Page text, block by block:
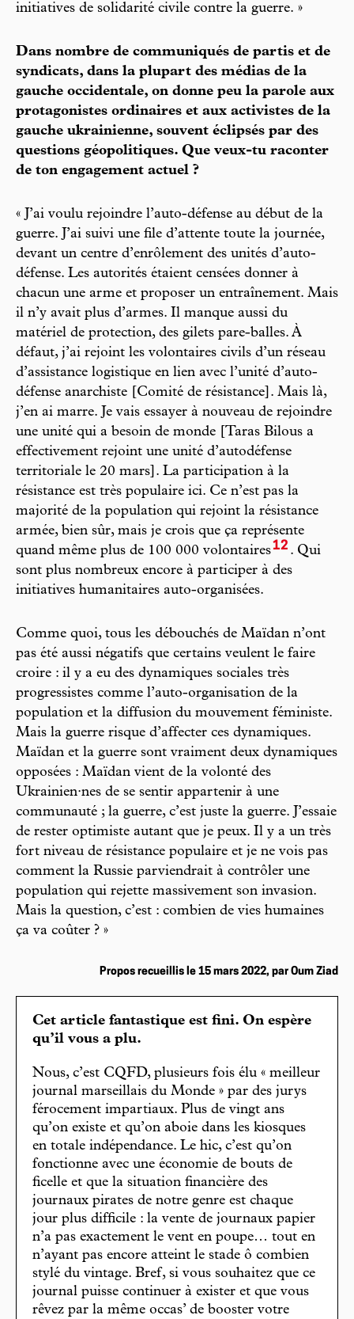
initiatives de solidarité civile contre la guerre. »
Dans nombre de communiqués de partis et de
syndicats, dans la plupart des médias de la
gauche occidentale, on donne peu la parole aux
protagonistes ordinaires et aux activistes de la
gauche ukrainienne, souvent éclipsés par des
questions géopolitiques. Que veux-tu raconter
de ton engagement actuel ?
« J’ai voulu rejoindre l’auto-défense au début de la
guerre. J’ai suivi une file d’attente toute la journée,
devant un centre d’enrôlement des unités d’auto-
défense. Les autorités étaient censées donner à
chacun une arme et proposer un entraînement. Mais
il n’y avait plus d’armes. Il manque aussi du
matériel de protection, des gilets pare-balles. À
défaut, j’ai rejoint les volontaires civils d’un réseau
d’assistance logistique en lien avec l’unité d’auto-
défense anarchiste [Comité de résistance]. Mais là,
j’en ai marre. Je vais essayer à nouveau de rejoindre
une unité qui a besoin de monde [Taras Bilous a
effectivement rejoint une unité d’autodéfense
territoriale le 20 mars]. La participation à la
résistance est très populaire ici. Ce n’est pas la
majorité de la population qui rejoint la résistance
armée, bien sûr, mais je crois que ça représente
quand même plus de 100 000 volontaires12 . Qui
sont plus nombreux encore à participer à des
initiatives humanitaires auto-organisées.
Comme quoi, tous les débouchés de Maïdan n’ont
pas été aussi négatifs que certains veulent le faire
croire : il y a eu des dynamiques sociales très
progressistes comme l’auto-organisation de la
population et la diffusion du mouvement féministe.
Mais la guerre risque d’affecter ces dynamiques.
Maïdan et la guerre sont vraiment deux dynamiques
opposées : Maïdan vient de la volonté des
Ukrainien·nes de se sentir appartenir à une
communauté ; la guerre, c’est juste la guerre. J’essaie
de rester optimiste autant que je peux. Il y a un très
fort niveau de résistance populaire et je ne vois pas
comment la Russie parviendrait à contrôler une
population qui rejette massivement son invasion.
Mais la question, c’est : combien de vies humaines
ça va coûter ? »
Propos recueillis le 15 mars 2022, par Oum Ziad
Cet article fantastique est fini. On espère
qu’il vous a plu.
Nous, c’est CQFD, plusieurs fois élu « meilleur
journal marseillais du Monde » par des jurys
férocement impartiaux. Plus de vingt ans
qu’on existe et qu’on aboie dans les kiosques
en totale indépendance. Le hic, c’est qu’on
fonctionne avec une économie de bouts de
ficelle et que la situation financière des
journaux pirates de notre genre est chaque
jour plus difficile : la vente de journaux papier
n’a pas exactement le vent en poupe… tout en
n’ayant pas encore atteint le stade ô combien
stylé du vintage. Bref, si vous souhaitez que ce
journal puisse continuer à exister et que vous
rêvez par la même occas’ de booster votre